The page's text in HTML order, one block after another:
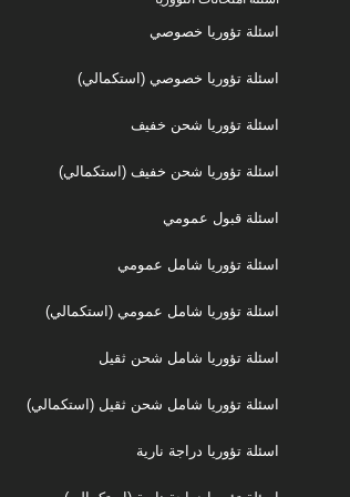
اسئلة تؤوريا خصوصي
اسئلة تؤوريا خصوصي (استكمالي)
اسئلة تؤوريا شحن خفيف
اسئلة تؤوريا شحن خفيف (استكمالي)
اسئلة قبول عمومي
اسئلة تؤوريا شامل عمومي
اسئلة تؤوريا شامل عمومي (استكمالي)
اسئلة تؤوريا شامل شحن ثقيل
اسئلة تؤوريا شامل شحن ثقيل (استكمالي)
اسئلة تؤوريا دراجة نارية